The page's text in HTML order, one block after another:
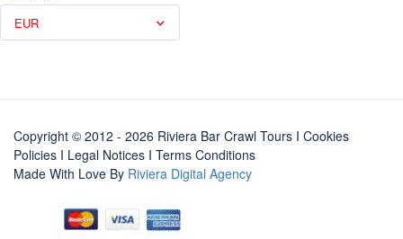
EUR
Copyright © 2012 - 2026 Riviera Bar Crawl Tours I Cookies
Policies I Legal Notices I Terms Conditions
Made With Love By Riviera Digital Agency